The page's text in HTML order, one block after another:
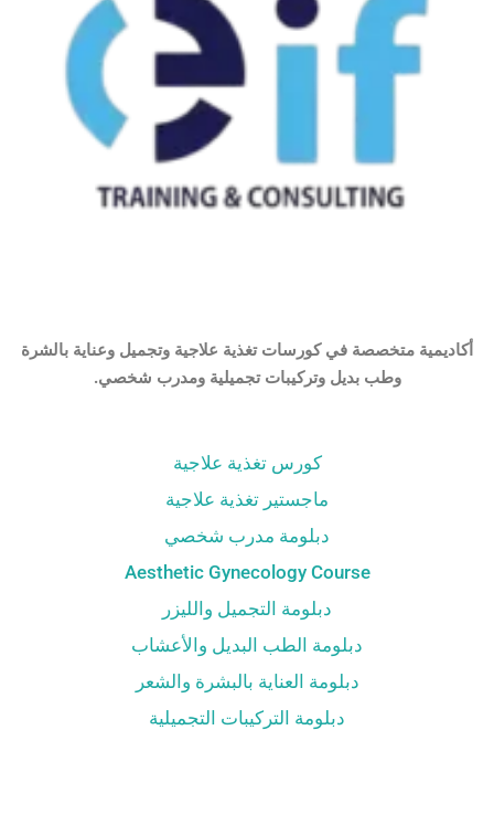
أكاديمية متخصصة في كورسات تغذية علاجية وتجميل وعناية بالشرة
وطب بديل وتركيبات تجميلية ومدرب شخصي.
كورس تغذية علاجية
ماجستير تغذية علاجية
دبلومة مدرب شخصي
Aesthetic Gynecology Course
دبلومة التجميل والليزر
دبلومة الطب البديل والأعشاب
دبلومة العناية بالبشرة والشعر
دبلومة التركيبات التجميلية